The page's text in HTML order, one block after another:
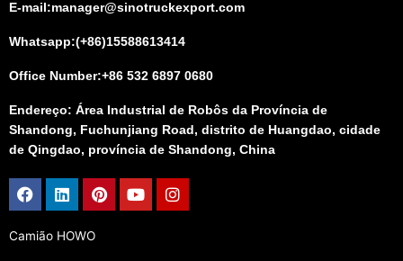
E-mail:manager@sinotruckexport.com
Whatsapp:(+86)15588613414
Office Number:+86 532 6897 0680
Endereço: Área Industrial de Robôs da Província de
Shandong, Fuchunjiang Road, distrito de Huangdao, cidade
de Qingdao, província de Shandong, China
Facebook
LinkedinPinterest
YoutubeInstagram
Camião HOWO